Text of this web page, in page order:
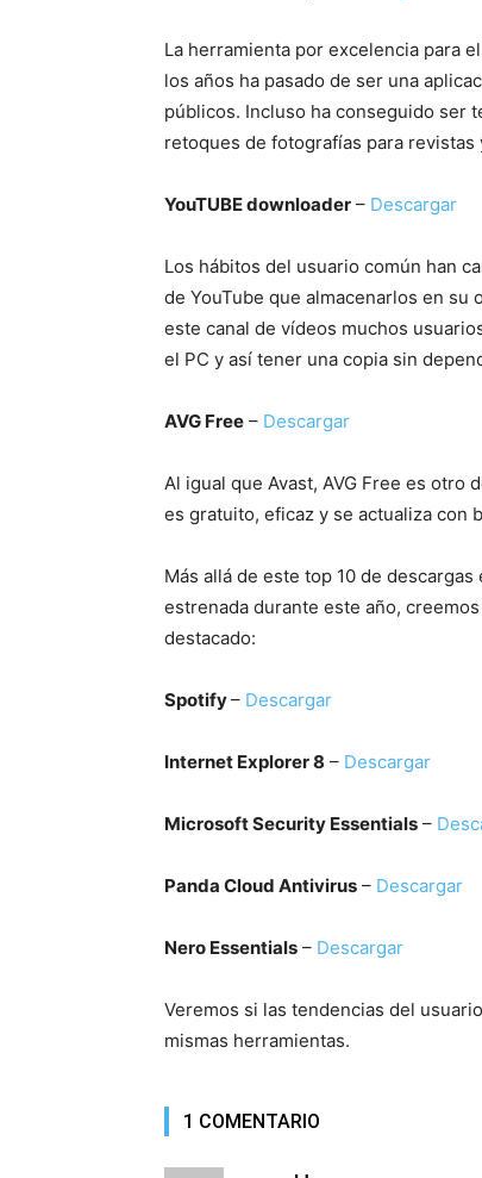
La herramienta por excelencia para
los años ha pasado de ser una
públicos. Incluso ha conseguido ser
retoques de fotografías para revistas
YouTUBE downloader – Descargar
Los hábitos del usuario común han
de YouTube que almacenarlos en su
este canal de vídeos muchos
el PC y así tener una copia sin
AVG Free – Descargar
Al igual que Avast, AVG Free es otro
es gratuito, eficaz y se actualiza con
Más allá de este top 10 de
estrenada durante este año,
destacado:
Spotify– Descargar
Internet Explorer 8 – Descargar
Microsoft Security Essentials –
Panda Cloud Antivirus – Descargar
Nero Essentials – Descargar
Veremos si las tendencias del
mismas herramientas.
1 COMENTARIO